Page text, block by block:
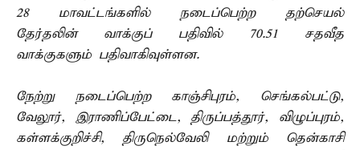
28 மாவட்டங்களில் நடைப்பெற்ற தற்செயல்
தேர்தலின் வாக்குப் பதிவில் 70.51 சதவீத
வாக்குகளும் பதிவாகிவுள்ளன.
நேற்று நடைப்பெற்ற காஞ்சிபுரம், செங்கல்பட்டு,
வேலூர், இராணிப்பேட்டை, திருப்பத்தூர், விழுப்புரம்,
கள்ளக்குறிச்சி, திருநெல்வேலி மற்றும் தென்காசி